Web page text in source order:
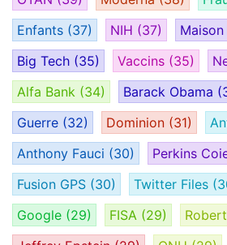
Enfants (37) NIH (37)
Big Tech (35) Vaccins (35)
Alfa Bank (34) Barack Obama
Guerre (32) Dominion (31)
Anthony Fauci (30) Perkins
Fusion GPS (30) Twitter Files
Google (29) FISA (29)